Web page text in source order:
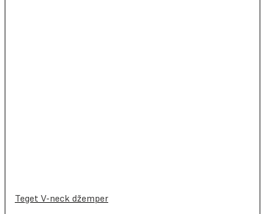
Teget V-neck džemper